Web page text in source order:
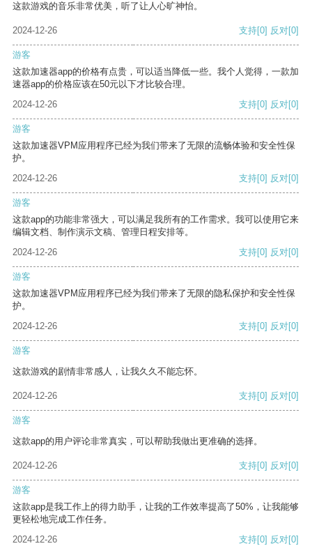
这款游戏的音乐非常优美，听了让人心旷神怡。
2024-12-26 支持[0] 反对[0]
游客
这款加速器app的价格有点贵，可以适当降低一些。我个人觉得，一款加
速器app的价格应该在50元以下才比较合理。
2024-12-26
支持[0] 反对[0]
游客
这款加速器VPM应用程序已经为我们带来了无限的流畅体验和安全性保
护。
2024-12-26
支持[0] 反对[0]
游客
这款app的功能非常强大，可以满足我所有的工作需求。我可以使用它来
编辑文档、制作演示文稿、管理日程安排等。
2024-12-26
支持[0] 反对[0]
游客
这款加速器VPM应用程序已经为我们带来了无限的隐私保护和安全性保
护。
2024-12-26
支持[0] 反对[0]
游客
这款游戏的剧情非常感人，让我久久不能忘怀。
2024-12-26 支持[0] 反对[0]
游客
这款app的用户评论非常真实，可以帮助我做出更准确的选择。
2024-12-26 支持[0] 反对[0]
游客
这款app是我工作上的得力助手，让我的工作效率提高了50%，让我能够
更轻松地完成工作任务。
2024-12-26
支持[0] 反对[0]